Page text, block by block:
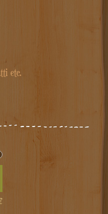
etc.
Min
Max